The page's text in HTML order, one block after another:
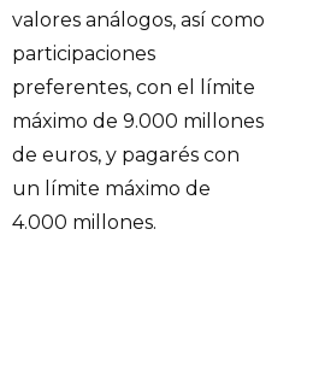
valores análogos, así como
participaciones
preferentes, con el límite
máximo de 9.000 millones
de euros, y pagarés con
un límite máximo de
4.000 millones.